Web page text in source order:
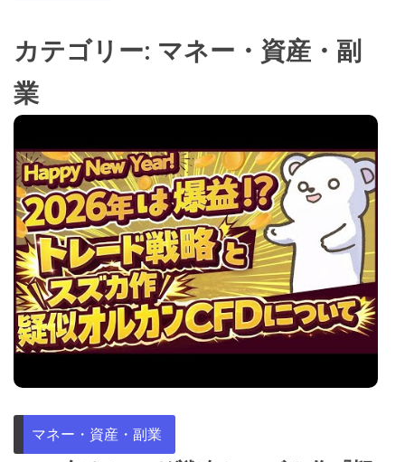
カテゴリー: マネー・資産・副
業
マネー・資産・副業